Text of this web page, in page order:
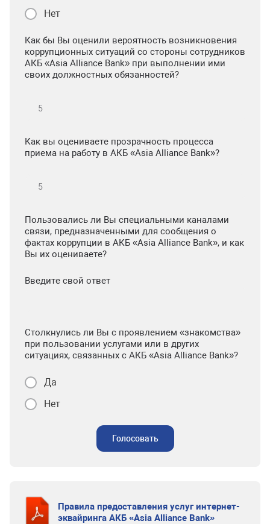
Нет
Как бы Вы оценили вероятность возникновения
коррупционных ситуаций со стороны сотрудников
АКБ «Asia Alliance Bank» при выполнении ими
своих должностных обязанностей?
Как вы оцениваете прозрачность процесса
приема на работу в АКБ «Asia Alliance Bank»?
Пользовались ли Вы специальными каналами
связи, предназначенными для сообщения о
фактах коррупции в АКБ «Asia Alliance Bank», и как
Вы их оцениваете?
Введите свой ответ
Столкнулись ли Вы с проявлением «знакомства»
при пользовании услугами или в других
ситуациях, связанных с АКБ «Asia Alliance Bank»?
Да
Нет
Голосовать
Правила предоставления услуг интернет-
эквайринга АКБ «Asia Alliance Bank»